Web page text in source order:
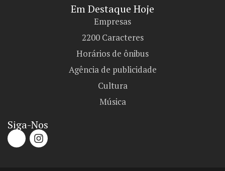
Em Destaque Hoje
Empresas
2200 Caracteres
Horários de ônibus
Agência de publicidade
Cultura
Música
Siga-Nos